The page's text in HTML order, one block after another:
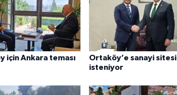
için Ankara teması
Ortaköy’e sanayi sitesi
isteniyor